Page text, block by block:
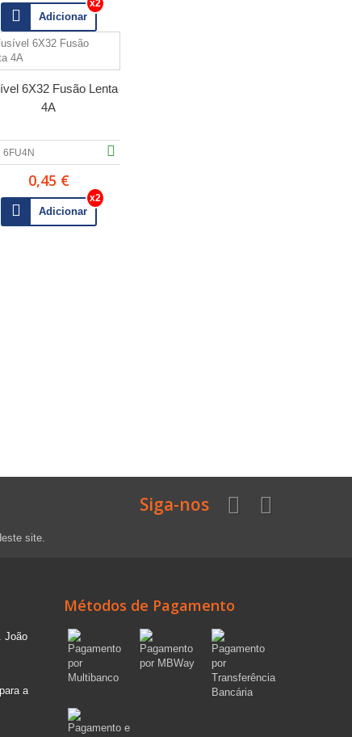
Adicionar
6X32 Fusão Lenta
4A
6FU4N
0,45 €
Adicionar
site.
Siga-nos
João
a
Métodos de Pagamento